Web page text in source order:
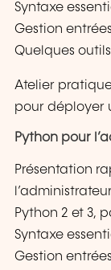
Syntaxe
Gestion
Quelques
Atelier
pour déployer
Python pour
Présentation
Python 2 et 3,
Syntaxe
Gestion